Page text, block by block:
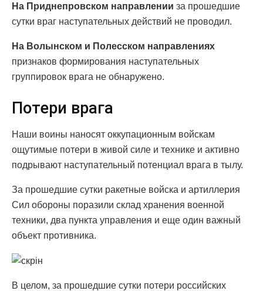
На Приднепровском направлении за прошедшие
сутки враг наступательных действий не проводил.
На Волынском и Полесском направлениях
признаков формирования наступательных
группировок врага не обнаружено.
Потери врага
Наши воины наносят оккупационным войскам
ощутимые потери в живой силе и технике и активно
подрывают наступательный потенциал врага в тылу.
За прошедшие сутки ракетные войска и артиллерия
Сил обороны поразили склад хранения военной
техники, два пункта управления и еще один важный
объект противника.
В целом, за прошедшие сутки потери российских